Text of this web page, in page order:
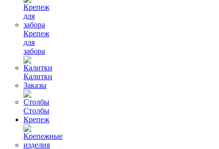
Крепеж
для
забора
Калитки
Заказы
Столбы
Крепеж